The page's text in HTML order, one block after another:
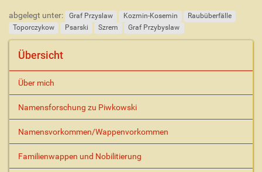
l
t
e
abgelegt unter: Graf Przyslaw Kozmin-Kosemin
Raubüberfälle
Toporczykow
Psarski Szrem Graf Przybyslaw
Übersicht
Über mich
Namensforschung zu Piwkowski
Namensvorkommen/Wappenvorkommen
Familienwappen und Nobilitierung